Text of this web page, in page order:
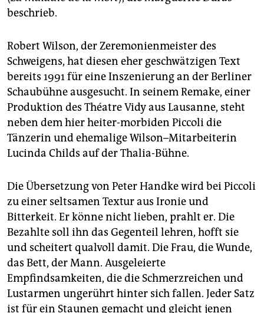
unterstützen
genossenschaft
epaper login
beschrieb.
Robert Wilson, der Zeremonienmeister des
Schweigens, hat diesen eher geschwätzigen Text
bereits 1991 für eine Inszenierung an der Berliner
Schaubühne ausgesucht. In seinem Remake, einer
Produktion des Théatre Vidy aus Lausanne, steht
neben dem hier heiter-morbiden Piccoli die
Tänzerin und ehemalige Wilson–Mitarbeiterin
Lucinda Childs auf der Thalia-Bühne.
Die Übersetzung von Peter Handke wird bei Piccoli
zu einer seltsamen Textur aus Ironie und
Bitterkeit. Er könne nicht lieben, prahlt er. Die
Bezahlte soll ihn das Gegenteil lehren, hofft sie
und scheitert qualvoll damit. Die Frau, die Wunde,
das Bett, der Mann. Ausgeleierte
Empfindsamkeiten, die die Schmerzreichen und
Lustarmen ungerührt hinter sich fallen. Jeder Satz
ist für ein Staunen gemacht und gleicht jenen